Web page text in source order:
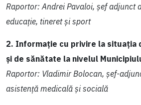
Raportor: Andrei Pavaloi, șef adjunct
educație, tineret și sport
2. Informație cu privire la situația
și de sănătate la nivelul
Raportor: Vladimir Bolocan, șef-
asistență medicală și socială